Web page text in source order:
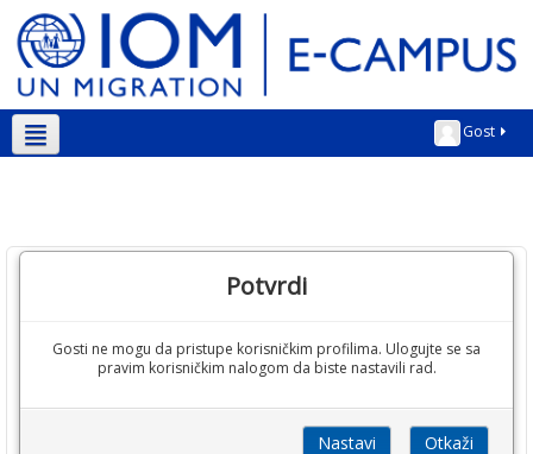
Gost
Potvrdi
Gosti ne mogu da pristupe korisničkim profilima. Ulogujte se sa
pravim korisničkim nalogom da biste nastavili rad.